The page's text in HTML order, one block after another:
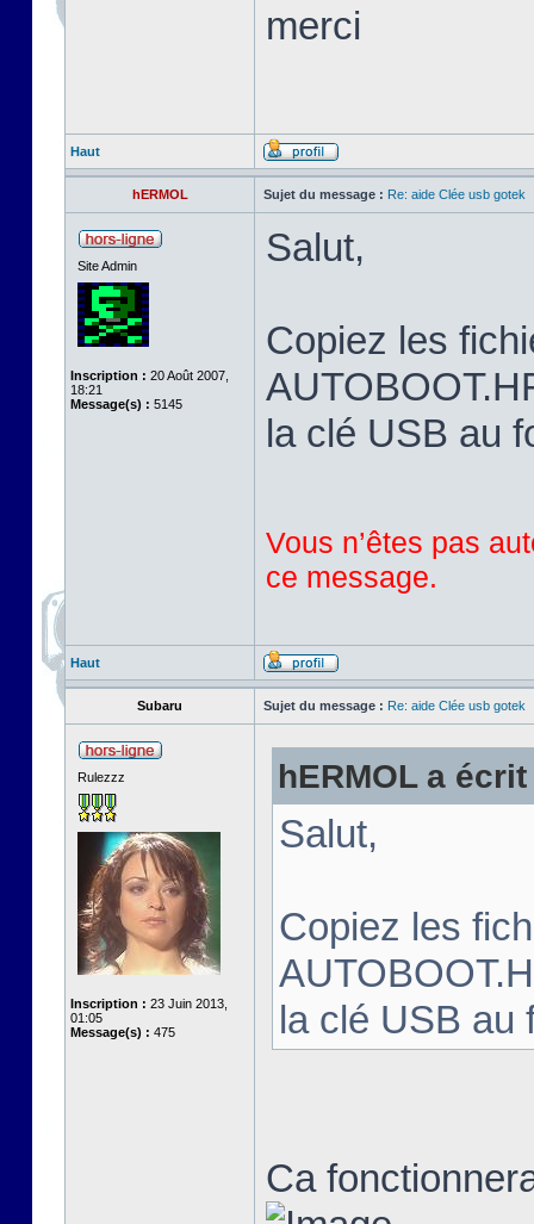
merci
Haut
hERMOL Sujet du message : Re: aide Clée usb gotek
Site Admin
Inscription : 20 Août 2007,
18:21
Message(s) : 5145
Salut,
Copiez les
la clé USB au
Vous n’êtes pas
ce message.
Haut
Subaru Sujet du message : Re: aide Clée usb gotek
Rulezzz
Inscription : 23 Juin 2013,
01:05
Message(s) : 475
hERMOL a
Salut,
Copiez les
la clé USB au
Ca